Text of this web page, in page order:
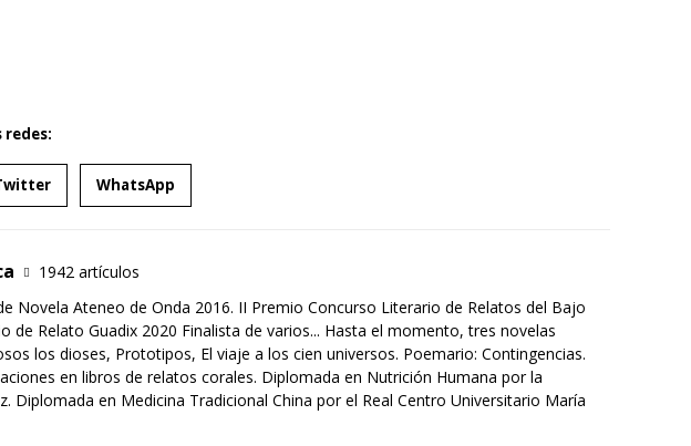
WhatsApp
1942 artículos
Novela Ateneo de Onda 2016. II Premio Concurso Literario de Relatos del Bajo
de Relato Guadix 2020 Finalista de varios... Hasta el momento, tres novelas
los dioses, Prototipos, El viaje a los cien universos. Poemario: Contingencias.
en libros de relatos corales. Diplomada en Nutrición Humana por la
Diplomada en Medicina Tradicional China por el Real Centro Universitario María